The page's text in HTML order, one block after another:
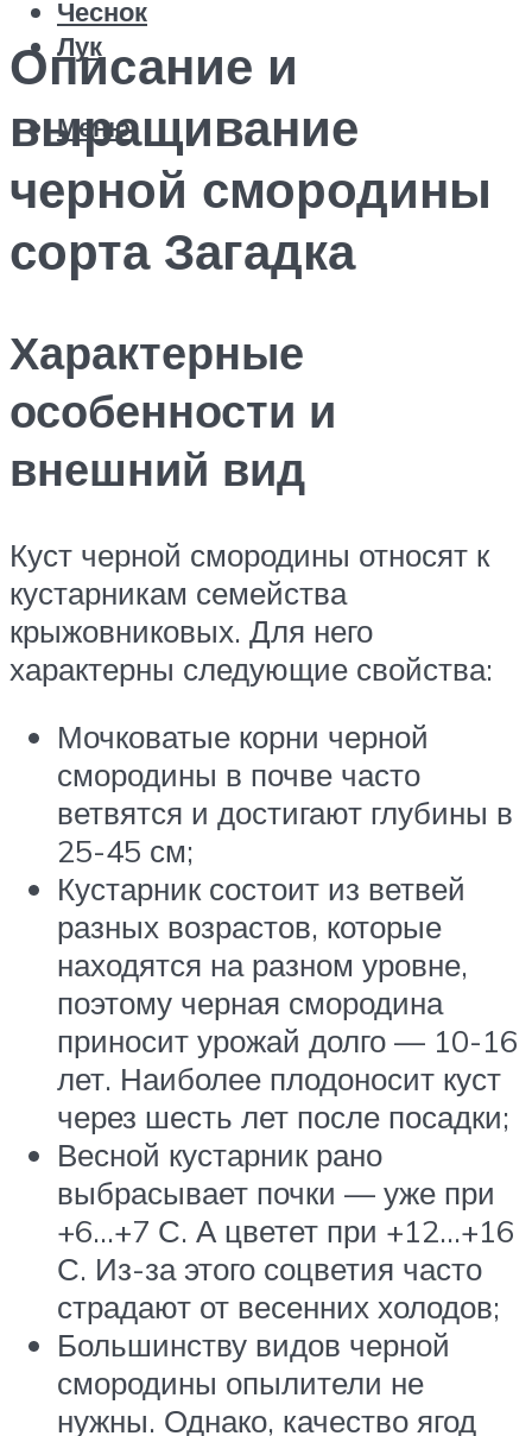
Чеснок
Лук
Меню
Описание и
выращивание
черной смородины
сорта Загадка
Характерные
особенности и
внешний вид
Куст черной смородины относят к
кустарникам семейства
крыжовниковых. Для него
характерны следующие свойства:
Мочковатые корни черной
смородины в почве часто
ветвятся и достигают глубины в
25-45 см;
Кустарник состоит из ветвей
разных возрастов, которые
находятся на разном уровне,
поэтому черная смородина
приносит урожай долго — 10-16
лет. Наиболее плодоносит куст
через шесть лет после посадки;
Весной кустарник рано
выбрасывает почки — уже при
+6…+7 С. А цветет при +12…+16
С. Из-за этого соцветия часто
страдают от весенних холодов;
Большинству видов черной
смородины опылители не
нужны. Однако, качество ягод